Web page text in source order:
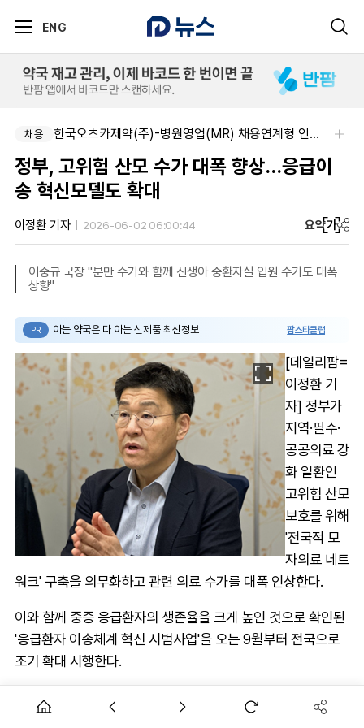
ENG
채용 한국오츠카제약(주)-병원영업(MR) 채용연계형 인턴(신입사원) 모집 공고
정부, 고위험 산모 수가 대폭 향상…응급이
송 혁신모델도 확대
이정환 기자 2026-06-02 06:00:44 요약가
이중규 국장 "분만 수가와 함께 신생아 중환자실 입원 수가도 대폭
상향"
PR 아는 약국은 다 아는 신제품 최신정보 팜스타클럽
[데일리팜=
이정환 기
자] 정부가
지역·필수·
공공의료 강
화 일환인
고위험 산모
보호를 위해
'전국적 모
자의료 네트
워크' 구축을 의무화하고 관련 의료 수가를 대폭 인상한다.
이와 함께 중증 응급환자의 생존율을 크게 높인 것으로 확인된
'응급환자 이송체계 혁신 시범사업'을 오는 9월부터 전국으로
조기 확대 시행한다.
1일 이중규 복지부 공공보건정책관은 전문기자협의회와 만난
자리에서 이같이 설명했다.